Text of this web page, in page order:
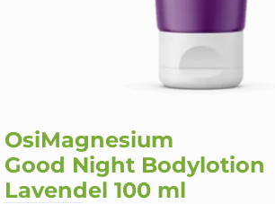
OsiMagnesium
Good Night Bodylotion
Lavendel 100 ml